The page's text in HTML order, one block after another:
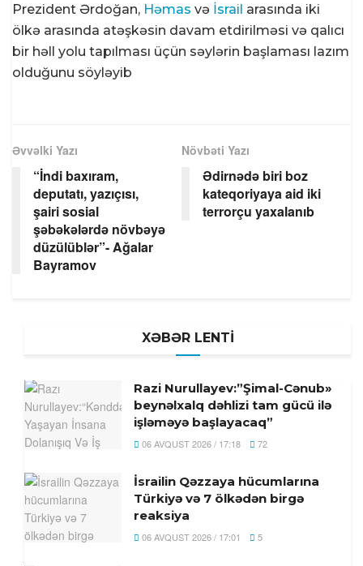
Prezident Ərdoğan, Həmas və İsrail arasında iki
ölkə arasında atəşkəsin davam etdirilməsi və qalıcı
bir həll yolu tapılması üçün səylərin başlaması lazım
olduğunu söyləyib
Əvvəlki Yazı
“İndi baxıram,
deputatı, yazıçısı,
şairi sosial
şəbəkələrdə növbəyə
düzülüblər”- Ağalar
Bayramov
Növbəti Yazı
Ədirnədə biri boz
kateqoriyaya aid iki
terrorçu yaxalanıb
XƏBƏR LENTİ
Suriyanın paytaxtı Dəməşqdə
güclü partlayış: Ölən və
yaralananlar var
06 AVQUST 2026 / 22:46
Romada İsrail və Livan arasında
danışıqların 7-ci raundu davam
edir
aeroportda saxlanıldı
Razi Nurullayev:”Şimal-Cənub»
beynəlxalq dəhlizi tam gücü ilə
işləməyə başlayacaq”
06 AVQUST 2026 / 17:18 72
İsrailin Qəzzaya hücumlarına
Türkiyə və 7 ölkədən birgə
reaksiya
06 AVQUST 2026 / 17:01 5